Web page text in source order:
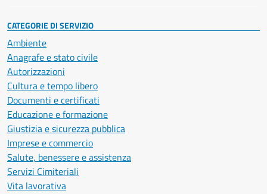
CATEGORIE DI SERVIZIO
Ambiente
Anagrafe e stato civile
Autorizzazioni
Cultura e tempo libero
Documenti e certificati
Educazione e formazione
Giustizia e sicurezza pubblica
Imprese e commercio
Salute, benessere e assistenza
Servizi Cimiteriali
Vita lavorativa